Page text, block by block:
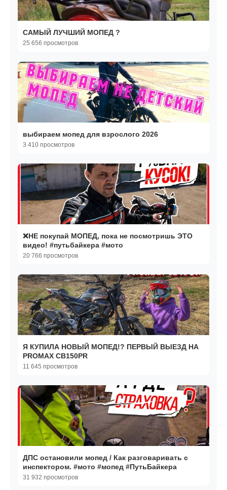
САМЫЙ ЛУЧШИЙ МОПЕД ?
25 656 просмотров
выбираем мопед для взрослого 2026
3 410 просмотров
❌НЕ покупай МОПЕД, пока не посмотришь ЭТО
видео! #путьбайкера #мото
20 766 просмотров
Я КУПИЛА НОВЫЙ МОПЕД!? ПЕРВЫЙ ВЫЕЗД НА
PROMAX CB150PR
11 645 просмотров
ДПС остановили мопед / Как разговаривать с
инспектором. #мото #мопед #ПутьБайкера
31 932 просмотров